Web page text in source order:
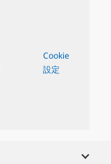
Cookie
設定